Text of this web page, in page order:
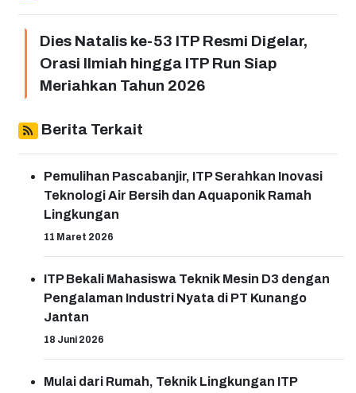
Dies Natalis ke-53 ITP Resmi Digelar,
Orasi Ilmiah hingga ITP Run Siap
Meriahkan Tahun 2026
Berita Terkait
Pemulihan Pascabanjir, ITP Serahkan Inovasi
Teknologi Air Bersih dan Aquaponik Ramah
Lingkungan
11 Maret 2026
ITP Bekali Mahasiswa Teknik Mesin D3 dengan
Pengalaman Industri Nyata di PT Kunango
Jantan
18 Juni 2026
Mulai dari Rumah, Teknik Lingkungan ITP